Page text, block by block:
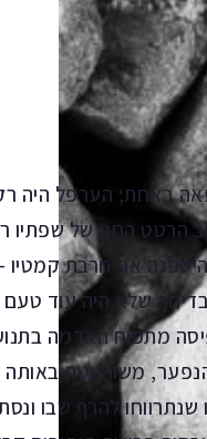
עברית
באחת; הערפל היה
הרטט החם של שפתיו
את חרבת
שלא היה עוד
מתפוח האדמה
משורטטת
להרף שבו